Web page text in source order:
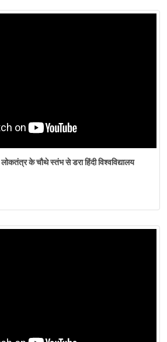
लोकतंत्र के चौथे स्तंभ से डरा हिंदी विश्वविद्यालय